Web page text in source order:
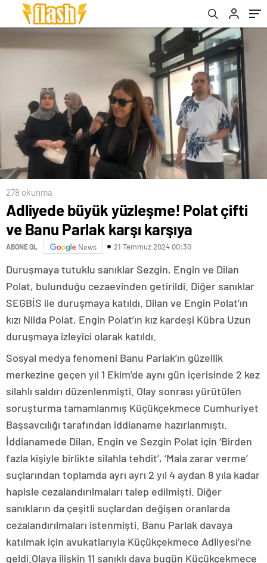
278 okunma
Adliyede büyük yüzleşme! Polat çifti
ve Banu Parlak karşı karşıya
ABONE OL News 21 Temmuz 2024 00:30
Duruşmaya tutuklu sanıklar Sezgin, Engin ve Dilan
Polat, bulunduğu cezaevinden getirildi. Diğer sanıklar
SEGBİS ile duruşmaya katıldı. Dilan ve Engin Polat’ın
kızı Nilda Polat, Engin Polat’ın kız kardeşi Kübra Uzun
duruşmaya izleyici olarak katıldı.
Sosyal medya fenomeni Banu Parlak’ın güzellik
merkezine geçen yıl 1 Ekim’de aynı gün içerisinde 2 kez
silahlı saldırı düzenlenmişti. Olay sonrası yürütülen
soruşturma tamamlanmış Küçükçekmece Cumhuriyet
Başsavcılığı tarafından iddianame hazırlanmıştı.
İddianamede Dilan, Engin ve Sezgin Polat için ‘Birden
fazla kişiyle birlikte silahla tehdit’, ‘Mala zarar verme’
suçlarından toplamda ayrı ayrı 2 yıl 4 aydan 8 yıla kadar
hapisle cezalandırılmaları talep edilmişti. Diğer
sanıkların da çeşitli suçlardan değişen oranlarda
cezalandırılmaları istenmişti. Banu Parlak davaya
katılmak için avukatlarıyla Küçükçekmece Adliyesi’ne
geldi.Olaya ilişkin 11 sanıklı dava bugün Küçükçekmece